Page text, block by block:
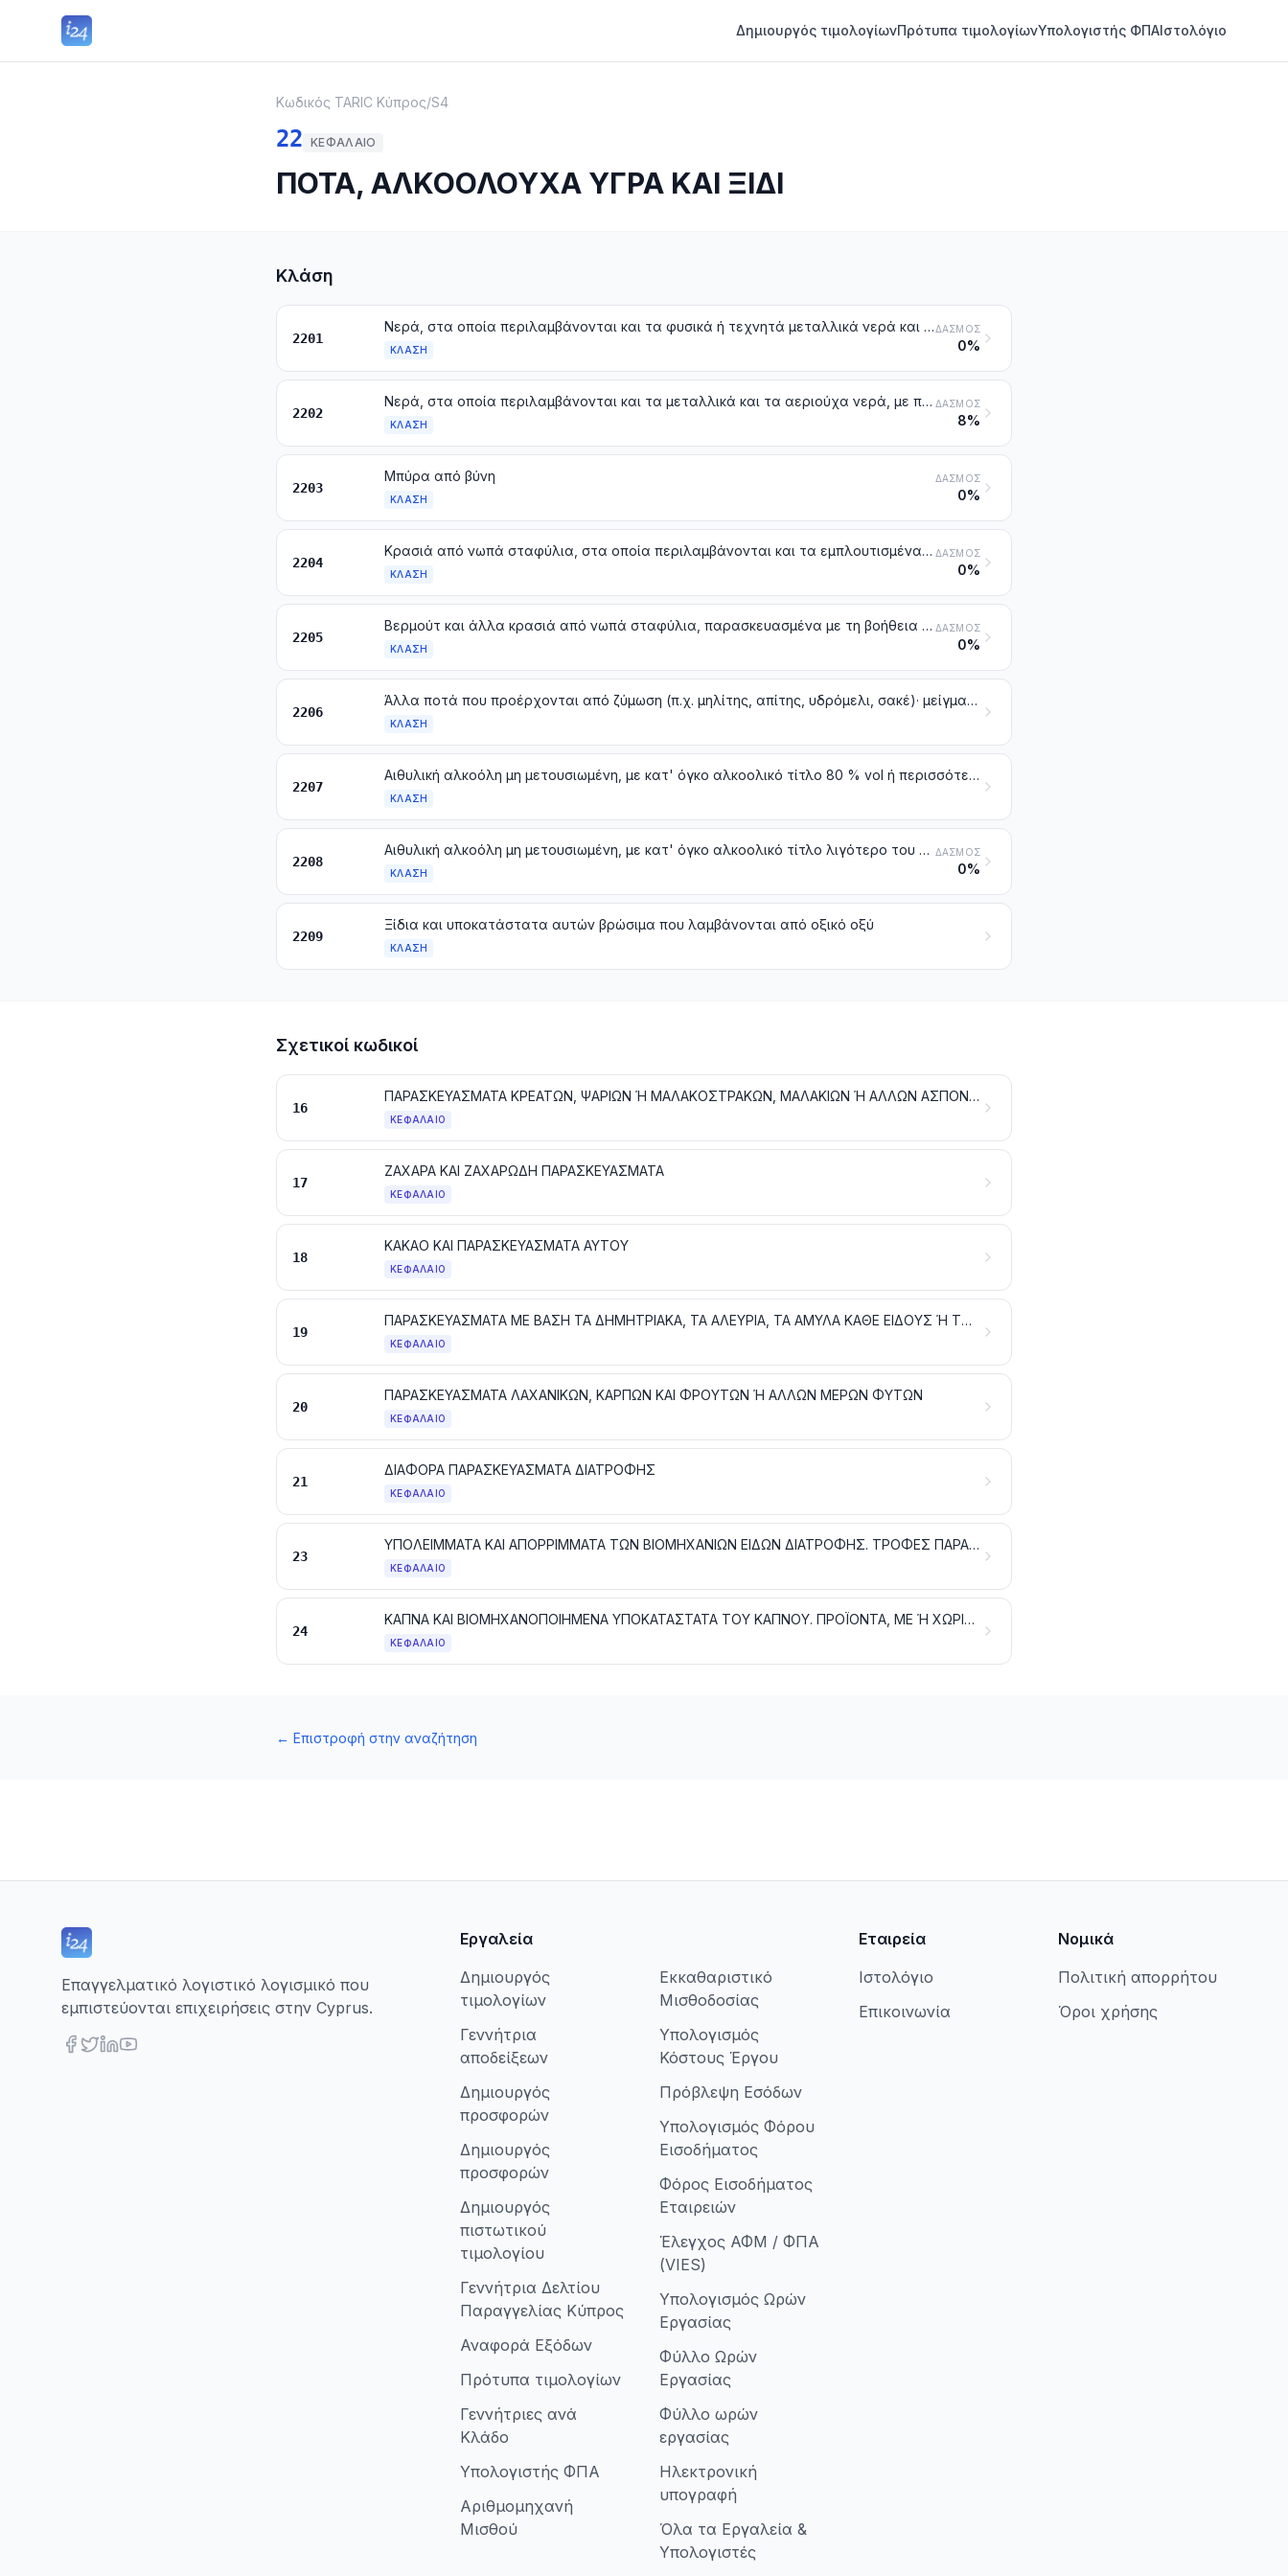
Δημιουργός τιμολογίωνΠρότυπα τιμολογίωνΥπολογιστής ΦΠΑΙστολόγιο
Κωδικός TARIC Κύπρος/S4
22 ΚΕΦΆΛΑΙΟ
ΠΟΤΑ, ΑΛΚΟΟΛΟΥΧΑ ΥΓΡΑ ΚΑΙ ΞΙΔΙ
Κλάση
2201
Νερά, στα οποία περιλαμβάνονται και τα φυσικά ή τεχνητά μεταλλικά νερά και τα αεριούχα νερά, χωρίς προσθήκη ζάχαρης ή άλλων γλυκαντικών ούτε αρωματισμένα. Πάγος και χιόνι
ΚΛΆΣΗ
ΔΑΣΜΌΣ
0%
2202
Νερά, στα οποία περιλαμβάνονται και τα μεταλλικά και τα αεριούχα νερά, με προσθήκη ζάχαρης ή άλλων γλυκαντικών ή αρωματισμένα και άλλα μη αλκοολούχα ποτά, με εξαίρεση τους χυμούς φρούτων, καρπών ή λαχανικών της κλάσης 2009
ΚΛΆΣΗ
ΔΑΣΜΌΣ
8%
2203
Μπύρα από βύνη
ΚΛΆΣΗ
ΔΑΣΜΌΣ
0%
2204
Κρασιά από νωπά σταφύλια, στα οποία περιλαμβάνονται και τα εμπλουτισμένα με αλκοόλη κρασιά. Μούστος σταφυλιών άλλος από εκείνον της κλάσης 2009
ΚΛΆΣΗ
ΔΑΣΜΌΣ
0%
2205
Βερμούτ και άλλα κρασιά από νωπά σταφύλια, παρασκευασμένα με τη βοήθεια φυτών ή αρωματικών ουσιών
ΚΛΆΣΗ
ΔΑΣΜΌΣ
0%
2206
Άλλα ποτά που προέρχονται από ζύμωση (π.χ. μηλίτης, απίτης, υδρόμελι, σακέ)· μείγματα ποτών που προέρχονται από ζύμωση και μείγματα ποτών που προέρχονται από ζύμωση και μη αλκοολούχων ποτών, μη κατονομαζόμενα ούτε περιλαμβανόμενα αλλού
ΚΛΆΣΗ
2207
Αιθυλική αλκοόλη μη μετουσιωμένη, με κατ' όγκο αλκοολικό τίτλο 80 % vol ή περισσότερο. Αιθυλική αλκοόλη και αποστάγματα μετουσιωμένα, οποιουδήποτε τίτλου
ΚΛΆΣΗ
2208
Αιθυλική αλκοόλη μη μετουσιωμένη, με κατ' όγκο αλκοολικό τίτλο λιγότερο του 80 % vol. Αποστάγματα, λικέρ και άλλα οινοπνευματώδη ποτά
ΚΛΆΣΗ
ΔΑΣΜΌΣ
0%
2209
Ξίδια και υποκατάστατα αυτών βρώσιμα που λαμβάνονται από οξικό οξύ
ΚΛΆΣΗ
Σχετικοί κωδικοί
16
ΠΑΡΑΣΚΕΥΑΣΜΑΤΑ ΚΡΕΑΤΩΝ, ΨΑΡΙΩΝ Ή ΜΑΛΑΚΟΣΤΡΑΚΩΝ, ΜΑΛΑΚΙΩΝ Ή ΑΛΛΩΝ ΑΣΠΟΝΔΥΛΩΝ ΥΔΡΟΒΙΩΝ Ή ΕΝΤΟΜΩΝ
ΚΕΦΆΛΑΙΟ
17
ΖΑΧΑΡΑ ΚΑΙ ΖΑΧΑΡΩΔΗ ΠΑΡΑΣΚΕΥΑΣΜΑΤΑ
ΚΕΦΆΛΑΙΟ
18
ΚΑΚΑΟ ΚΑΙ ΠΑΡΑΣΚΕΥΑΣΜΑΤΑ ΑΥΤΟΥ
ΚΕΦΆΛΑΙΟ
19
ΠΑΡΑΣΚΕΥΑΣΜΑΤΑ ΜΕ ΒΑΣΗ ΤΑ ΔΗΜΗΤΡΙΑΚΑ, ΤΑ ΑΛΕΥΡΙΑ, ΤΑ ΑΜΥΛΑ ΚΑΘΕ ΕΙΔΟΥΣ Ή ΤΟ ΓΑΛΑ. ΕΙΔΗ ΖΑΧΑΡΟΠΛΑΣΤΙΚΗΣ
ΚΕΦΆΛΑΙΟ
20
ΠΑΡΑΣΚΕΥΑΣΜΑΤΑ ΛΑΧΑΝΙΚΩΝ, ΚΑΡΠΩΝ ΚΑΙ ΦΡΟΥΤΩΝ Ή ΑΛΛΩΝ ΜΕΡΩΝ ΦΥΤΩΝ
ΚΕΦΆΛΑΙΟ
21
ΔΙΑΦΟΡΑ ΠΑΡΑΣΚΕΥΑΣΜΑΤΑ ΔΙΑΤΡΟΦΗΣ
ΚΕΦΆΛΑΙΟ
23
ΥΠΟΛΕΙΜΜΑΤΑ ΚΑΙ ΑΠΟΡΡΙΜΜΑΤΑ ΤΩΝ ΒΙΟΜΗΧΑΝΙΩΝ ΕΙΔΩΝ ΔΙΑΤΡΟΦΗΣ. ΤΡΟΦΕΣ ΠΑΡΑΣΚΕΥΑΣΜΕΝΕΣ ΓΙΑ ΖΩΑ
ΚΕΦΆΛΑΙΟ
24
ΚΑΠΝΑ ΚΑΙ ΒΙΟΜΗΧΑΝΟΠΟΙΗΜΕΝΑ ΥΠΟΚΑΤΑΣΤΑΤΑ ΤΟΥ ΚΑΠΝΟΥ. ΠΡΟΪΟΝΤΑ, ΜΕ Ή ΧΩΡΙΣ ΝΙΚΟΤΙΝΗ, ΠΟΥ ΠΡΟΟΡΙΖΟΝΤΑΙ ΓΙΑ ΕΙΣΠΝΟΗ ΧΩΡΙΣ ΚΑΥΣΗ. ΆΛΛΑ ΠΡΟΪΟΝΤΑ ΠΟΥ ΠΕΡΙΕΧΟΥΝ ΝΙΚΟΤΙΝΗ, ΠΟΥ ΠΡΟΟΡΙΖΟΝΤΑΙ ΓΙΑ ΤΗΝ ΠΡΟΣΛΗΨΗ ΝΙΚΟΤΙΝΗΣ ΑΠΟ ΤΟ ΑΝΘΡΩΠΙΝΟ ΣΩΜΑ
ΚΕΦΆΛΑΙΟ
← Επιστροφή στην αναζήτηση
Επαγγελματικό λογιστικό λογισμικό που
εμπιστεύονται επιχειρήσεις στην Cyprus.
Εργαλεία
Δημιουργός
τιμολογίων
Γεννήτρια
αποδείξεων
Δημιουργός
προσφορών
Δημιουργός
προσφορών
Δημιουργός
πιστωτικού
τιμολογίου
Γεννήτρια Δελτίου
Παραγγελίας Κύπρος
Αναφορά Εξόδων
Πρότυπα τιμολογίων
Γεννήτριες ανά
Κλάδο
Υπολογιστής ΦΠΑ
Αριθμομηχανή
Μισθού
Εκκαθαριστικό
Μισθοδοσίας
Υπολογισμός
Κόστους Έργου
Πρόβλεψη Εσόδων
Υπολογισμός Φόρου
Εισοδήματος
Φόρος Εισοδήματος
Εταιρειών
Έλεγχος ΑΦΜ / ΦΠΑ
(VIES)
Υπολογισμός Ωρών
Εργασίας
Φύλλο Ωρών
Εργασίας
Φύλλο ωρών
εργασίας
Ηλεκτρονική
υπογραφή
Όλα τα Εργαλεία &
Υπολογιστές
Εταιρεία
Ιστολόγιο
Επικοινωνία
Νομικά
Πολιτική απορρήτου
Όροι χρήσης